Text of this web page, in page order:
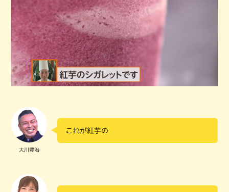
大川豊治
これが紅芋の